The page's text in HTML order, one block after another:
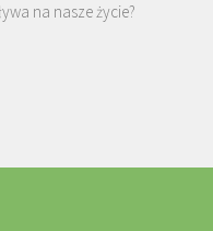
na nasze życie?